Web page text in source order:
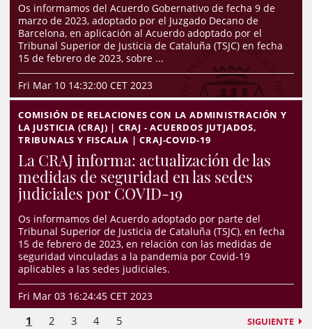
Os informamos del Acuerdo Gobernativo de fecha 9 de
marzo de 2023, adoptado por el Juzgado Decano de
Barcelona, en aplicación al Acuerdo adoptado por el
Tribunal Superior de Justicia de Cataluña (TSJC) en fecha
15 de febrero de 2023, sobre ...
Fri Mar 10 14:32:00 CET 2023
COMISIÓN DE RELACIONES CON LA ADMINISTRACIÓN Y
LA JUSTICIA (CRAJ) | CRAJ - ACUERDOS JUTJADOS,
TRIBUNALS Y FISCALIA | CRAJ-COVID-19
La CRAJ informa: actualización de las
medidas de seguridad en las sedes
judiciales por COVID-19
Os informamos del Acuerdo adoptado por parte del
Tribunal Superior de Justicia de Cataluña (TSJC), en fecha
15 de febrero de 2023, en relación con las medidas de
seguridad vinculadas a la pandemia por Covid-19
aplicables a las sedes judiciales.
Fri Mar 03 16:24:45 CET 2023
1 2 3 4 5 SIGUIENTE